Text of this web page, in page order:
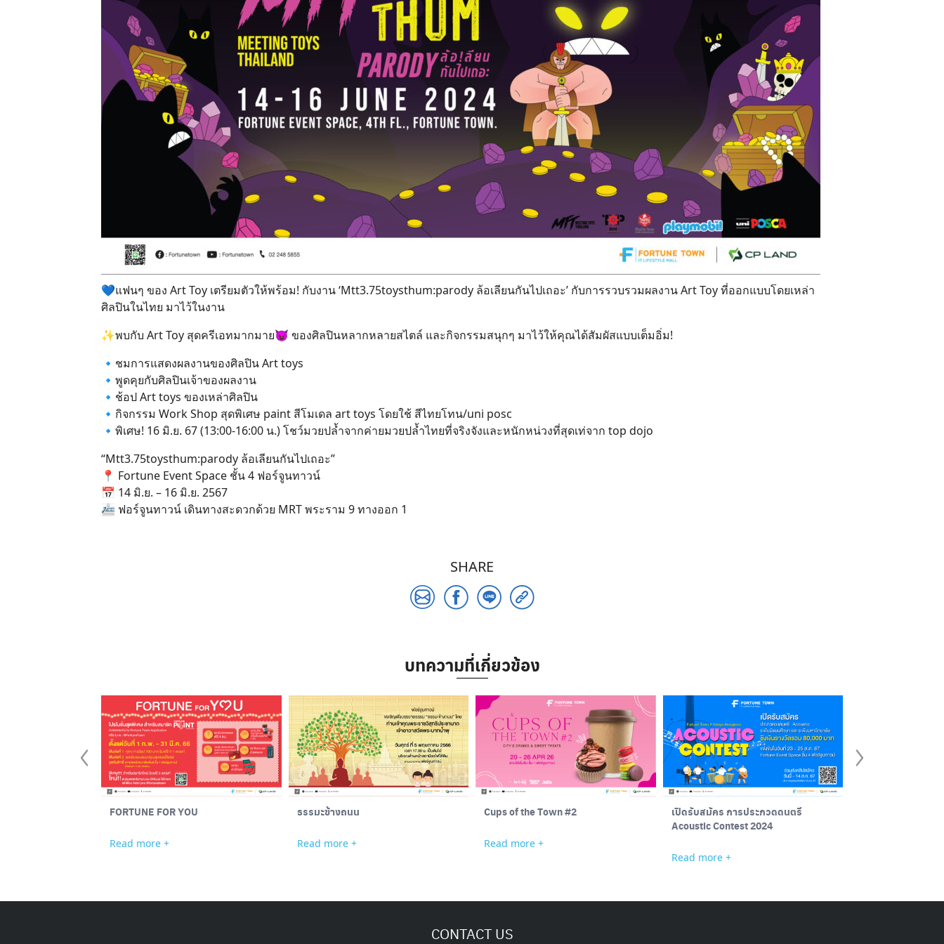
💙แฟนๆ ของ Art Toy เตรียมตัวให้พร้อม! กับงาน ‘Mtt3.75toysthum:parody ล้อเลียนกันไปเถอะ’ กับการรวบรวมผลงาน Art Toy ที่ออกแบบโดยเหล่า
ศิลปินในไทย มาไว้ในงาน
✨พบกับ Art Toy สุดครีเอทมากมาย😈 ของศิลปินหลากหลายสไตล์ และกิจกรรมสนุกๆ มาไว้ให้คุณได้สัมผัสแบบเต็มอิ่ม!
🔹ชมการแสดงผลงานของศิลปิน Art toys
🔹พูดคุยกับศิลปินเจ้าของผลงาน
🔹ช้อป Art toys ของเหล่าศิลปิน
🔹กิจกรรม Work Shop สุดพิเศษ paint สีโมเดล art toys โดยใช้ สีไทยโทน/uni posc
🔹พิเศษ! 16 มิ.ย. 67 (13:00-16:00 น.) โชว์มวยปล้ำจากค่ายมวยปล้ำไทยที่จริงจังและหนักหน่วงที่สุดเท่จาก top dojo
“Mtt3.75toysthum:parody ล้อเลียนกันไปเถอะ”
📍 Fortune Event Space ชั้น 4 ฟอร์จูนทาวน์
📅 14 มิ.ย. – 16 มิ.ย. 2567
🚈 ฟอร์จูนทาวน์ เดินทางสะดวกด้วย MRT พระราม 9 ทางออก 1
SHARE
บทความที่เกี่ยวข้อง
FORTUNE FOR YOU
Read more +
ธรรมะข้างถนน
Read more +
Cups of the Town #2
Read more +
เปิดรับสมัคร การประกวดดนตรี
Acoustic Contest 2024
Read more +
CONTACT US